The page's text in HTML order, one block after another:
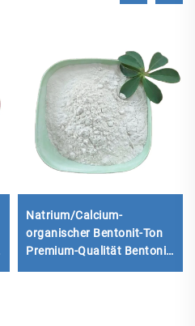
Natrium/Calcium-
organischer Bentonit-Ton
Premium-Qualität Bentonit-